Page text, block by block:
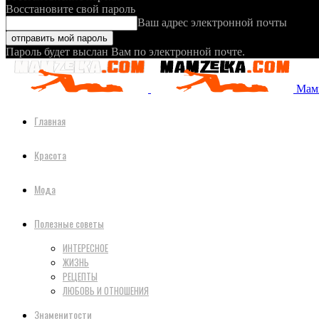
Восстановите свой пароль
Ваш адрес электронной почты
Пароль будет выслан Вам по электронной почте.
Главная
Красота
Мода
Полезные советы
ИНТЕРЕСНОЕ
ЖИЗНЬ
РЕЦЕПТЫ
ЛЮБОВЬ И ОТНОШЕНИЯ
Знаменитости